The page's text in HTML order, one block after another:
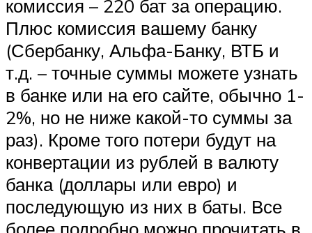
комиссия – 220 бат за операцию.
Плюс комиссия вашему банку
(Сбербанку, Альфа-Банку, ВТБ и
т.д. – точные суммы можете узнать
в банке или на его сайте, обычно 1-
2%, но не ниже какой-то суммы за
раз). Кроме того потери будут на
конвертации из рублей в валюту
банка (доллары или евро) и
последующую из них в баты. Все